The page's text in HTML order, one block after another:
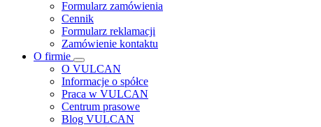
Formularz zamówienia
Cennik
Formularz reklamacji
Zamówienie kontaktu
O firmie
O VULCAN
Informacje o spółce
Praca w VULCAN
Centrum prasowe
Blog VULCAN